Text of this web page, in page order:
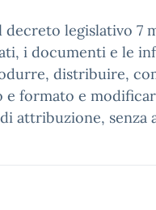
legislativo 7
i documenti e le
distribuire,
e formato e
attribuzione,